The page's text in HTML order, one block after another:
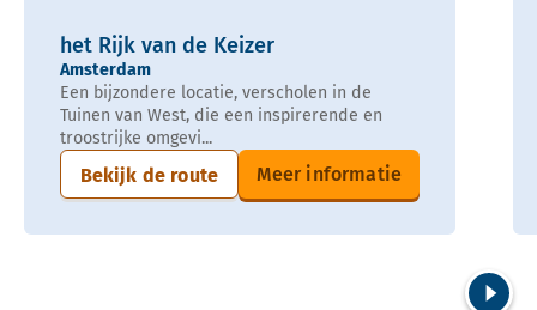
het Rijk van de Keizer
Amsterdam
Een bijzondere locatie, verscholen in de
Tuinen van West, die een inspirerende en
troostrijke omgevi...
Bekijk de route Meer informatie